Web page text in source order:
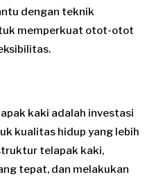
dengan teknik
memperkuat otot-otot
kaki adalah investasi
kualitas hidup yang lebih
telapak kaki,
tepat, dan melakukan